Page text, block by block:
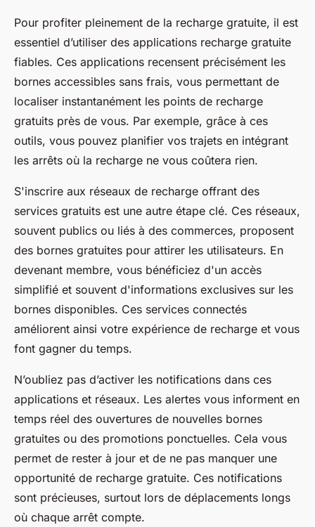
Pour profiter pleinement de la recharge gratuite, il est
essentiel d’utiliser des applications recharge gratuite
fiables. Ces applications recensent précisément les
bornes accessibles sans frais, vous permettant de
localiser instantanément les points de recharge
gratuits près de vous. Par exemple, grâce à ces
outils, vous pouvez planifier vos trajets en intégrant
les arrêts où la recharge ne vous coûtera rien.
S'inscrire aux réseaux de recharge offrant des
services gratuits est une autre étape clé. Ces réseaux,
souvent publics ou liés à des commerces, proposent
des bornes gratuites pour attirer les utilisateurs. En
devenant membre, vous bénéficiez d'un accès
simplifié et souvent d'informations exclusives sur les
bornes disponibles. Ces services connectés
améliorent ainsi votre expérience de recharge et vous
font gagner du temps.
N’oubliez pas d’activer les notifications dans ces
applications et réseaux. Les alertes vous informent en
temps réel des ouvertures de nouvelles bornes
gratuites ou des promotions ponctuelles. Cela vous
permet de rester à jour et de ne pas manquer une
opportunité de recharge gratuite. Ces notifications
sont précieuses, surtout lors de déplacements longs
où chaque arrêt compte.